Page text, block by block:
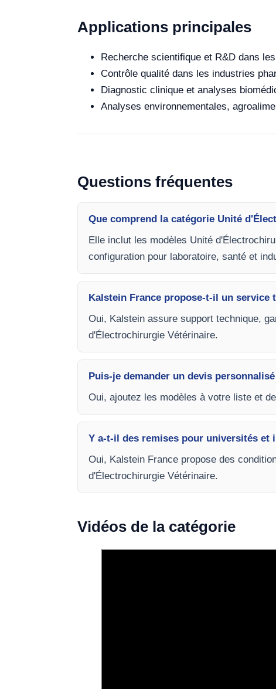
Applications principales
Recherche scientifique et R&D dans
Contrôle qualité dans les industries
Diagnostic clinique et analyses
Analyses environnementales,
Questions fréquentes
Que comprend la catégorie Unité
Elle inclut les modèles Unité
configuration pour laboratoire, santé et
Kalstein France propose-t-il un service
Oui, Kalstein assure support technique,
d'Électrochirurgie Vétérinaire.
Puis-je demander un devis
Oui, ajoutez les modèles à votre liste et
Y a-t-il des remises pour universités et
Oui, Kalstein France propose des
d'Électrochirurgie Vétérinaire.
Vidéos de la catégorie